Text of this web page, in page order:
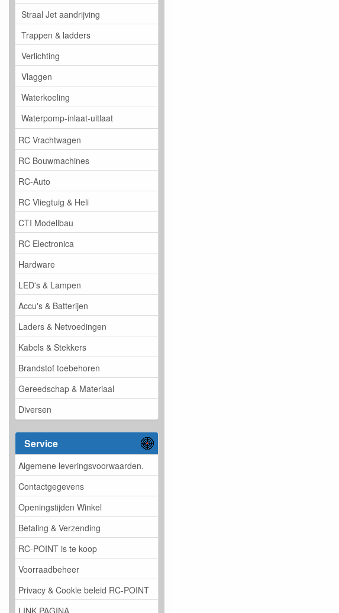
Straal Jet aandrijving
Trappen & ladders
Verlichting
Vlaggen
Waterkoeling
Waterpomp-inlaat-uitlaat
RC Vrachtwagen
RC Bouwmachines
RC-Auto
RC Vliegtuig & Heli
CTI Modellbau
RC Electronica
Hardware
LED's & Lampen
Accu's & Batterijen
Laders & Netvoedingen
Kabels & Stekkers
Brandstof toebehoren
Gereedschap & Materiaal
Diversen
Service
Algemene leveringsvoorwaarden.
Contactgegevens
Openingstijden Winkel
Betaling & Verzending
RC-POINT is te koop
Voorraadbeheer
Privacy & Cookie beleid RC-POINT
LINK PAGINA